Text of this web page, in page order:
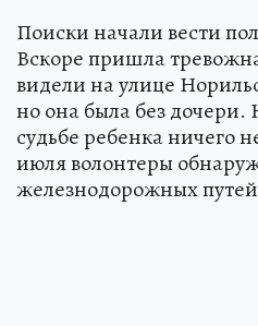
Поиски начали вести
Вскоре пришла
видели на улице
но она была без дочери.
судьбе ребенка ничего
июля волонтеры
железнодорожных